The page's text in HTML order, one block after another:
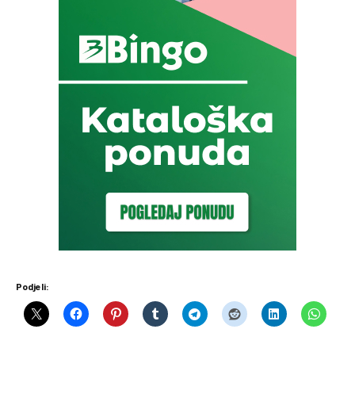
Podjeli: